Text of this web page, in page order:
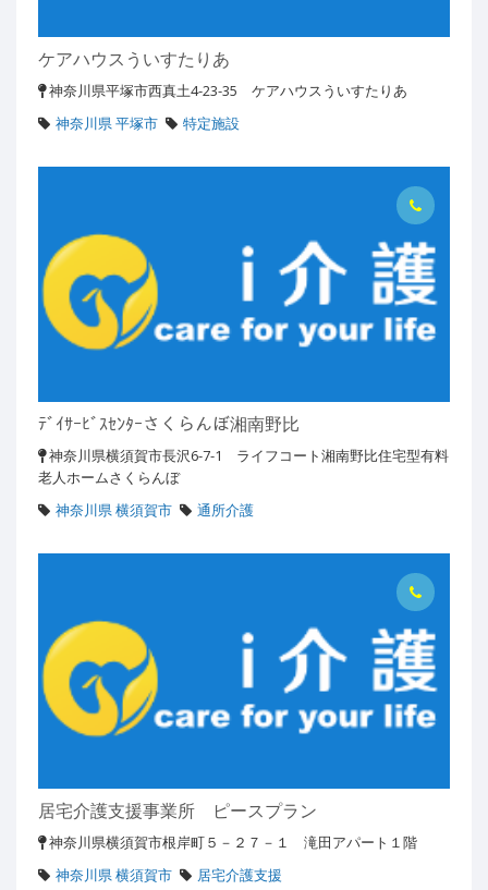
ケアハウスういすたりあ
神奈川県平塚市西真土4-23-35 ケアハウスういすたりあ
神奈川県 平塚市
特定施設
ﾃﾞｲｻｰﾋﾞｽｾﾝﾀｰさくらんぼ湘南野比
神奈川県横須賀市長沢6-7-1 ライフコート湘南野比住宅型有料
老人ホームさくらんぼ
神奈川県 横須賀市
通所介護
居宅介護支援事業所 ピースプラン
神奈川県横須賀市根岸町５－２７－１ 滝田アパート１階
神奈川県 横須賀市
居宅介護支援